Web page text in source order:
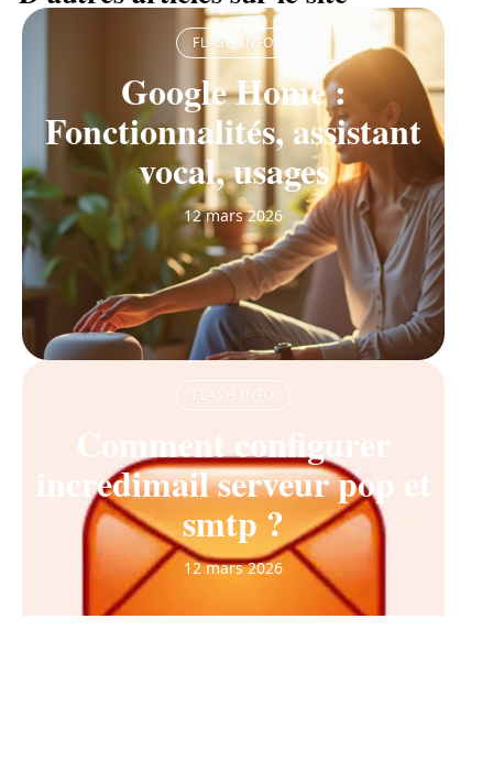
FLASH INFO
Google Home :
Fonctionnalités, assistant
vocal, usages
12 mars 2026
FLASH INFO
Comment configurer
incredimail serveur pop et
smtp ?
12 mars 2026